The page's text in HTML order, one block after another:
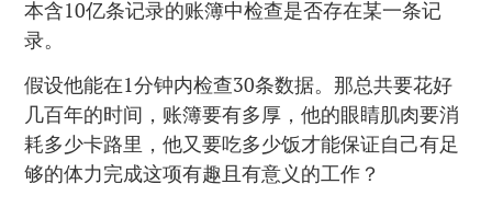
本含10亿条记录的账簿中检查是否存在某一条记
录。
假设他能在1分钟内检查30条数据。那总共要花好
几百年的时间，账簿要有多厚，他的眼睛肌肉要消
耗多少卡路里，他又要吃多少饭才能保证自己有足
够的体力完成这项有趣且有意义的工作？